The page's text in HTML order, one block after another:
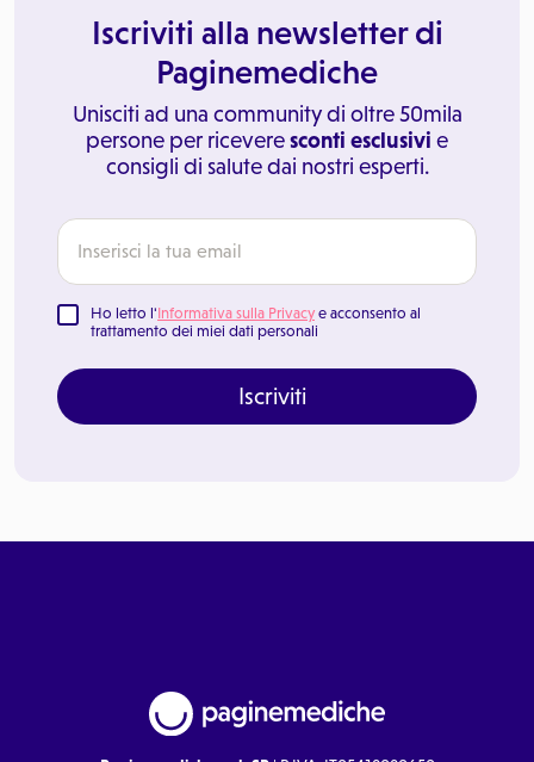
Iscriviti alla newsletter di
Paginemediche
Unisciti ad una community di oltre 50mila
persone per riceveresconti esclusivi e
consigli di salute dai nostri esperti.
Ho letto l'Informativa sulla Privacy e acconsento al
trattamento dei miei dati personali
Iscriviti